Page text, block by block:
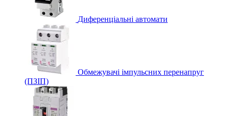
Диференціальні автомати
Обмежувачі імпульсних перенапруг
(ПЗІП)